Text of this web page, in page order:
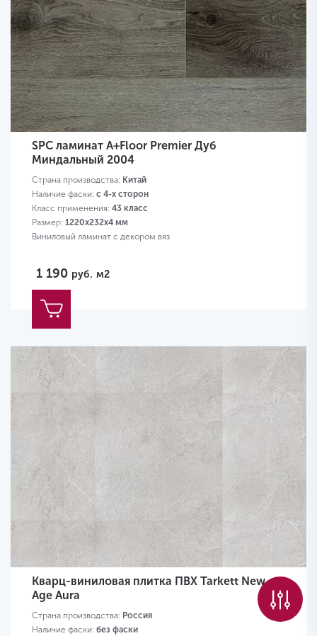
SPC ламинат A+Floor Premier Дуб
Миндальный 2004
Страна производства: Китай
Наличие фаски: с 4-х сторон
Класс применения: 43 класс
Размер: 1220х232х4 мм
Виниловый ламинат с декором вяз
1 190 руб. м2
Кварц-виниловая плитка ПВХ Tarkett New
Age Aura
Страна производства: Россия
Наличие фаски: без фаски